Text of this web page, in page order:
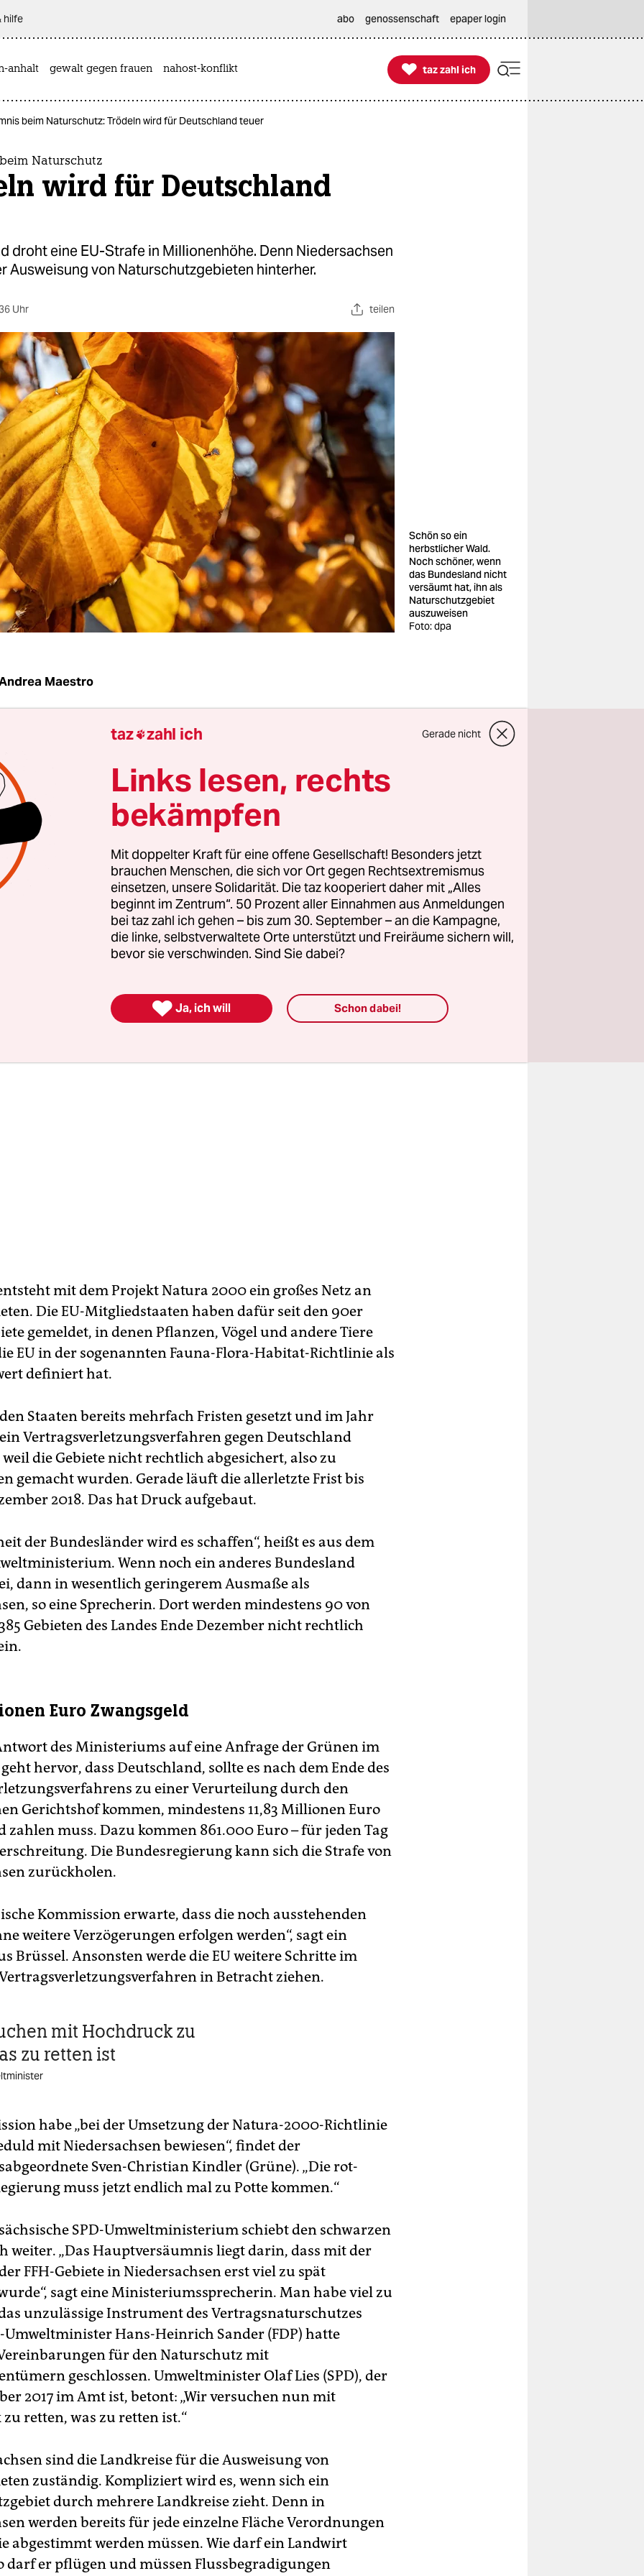
hilfe abo genossenschaft epaper login
anhalt gewalt gegen frauen nahost-konflikt 
taz zahl ich
taz zahl ich
beim Naturschutz: Trödeln wird für Deutschland teuer
Naturschutz
wird für Deutschland
droht eine EU-Strafe in Millionenhöhe. Denn Niedersachsen
Ausweisung von Naturschutzgebieten hinterher.
Uhr teilen
Schön so ein
herbstlicher Wald.
Noch schöner, wenn
das Bundesland nicht
versäumt hat, ihn als
Naturschutzgebiet
auszuweisen
Foto: dpa
Maestro
Landkreis Osnabrück schlängelt sich die
an dem viele schützenswerte Arten
Etwa die Groppe, ein kleiner Süßwasserfisch, der wenig
Rotzkopf genannt wird und sehr sensibel auf
reagiert.
Landkreis Osnabrück den 31 Kilometer langen Fluss mit
Ufern und Seitenbächen bei der Europäischen
Gebiet gelistet. Der nächste Schritt hätte dann die
eines Natur- oder Landschaftsschutzgebietes sein müssen
das aber bis heute nicht. Nicht an der Düte und auch nicht
nun Strafzahlungen in Millionenhöhe von der EU.
mit dem Projekt Natura 2000 ein großes Netz an
Die EU-Mitgliedstaaten haben dafür seit den 90er
gemeldet, in denen Pflanzen, Vögel und andere Tiere
EU in der sogenannten Fauna-Flora-Habitat-Richtlinie als
definiert hat.
Staaten bereits mehrfach Fristen gesetzt und im Jahr
ein Vertragsverletzungsverfahren gegen Deutschland
die Gebiete nicht rechtlich abgesichert, also zu
gemacht wurden. Gerade läuft die allerletzte Frist bis
2018. Das hat Druck aufgebaut.
der Bundesländer wird es schaffen“, heißt es aus dem
Wenn noch ein anderes Bundesland
dann in wesentlich geringerem Ausmaße als
so eine Sprecherin. Dort werden mindestens 90 von
Gebieten des Landes Ende Dezember nicht rechtlich
Euro Zwangsgeld
des Ministeriums auf eine Anfrage der Grünen im
hervor, dass Deutschland, sollte es nach dem Ende des
zu einer Verurteilung durch den
Gerichtshof kommen, mindestens 11,83 Millionen Euro
zahlen muss. Dazu kommen 861.000 Euro – für jeden Tag
Die Bundesregierung kann sich die Strafe von
zurückholen.
Kommission erwarte, dass die noch ausstehenden
weitere Verzögerungen erfolgen werden“, sagt ein
Brüssel. Ansonsten werde die EU weitere Schritte im
in Betracht ziehen.
mit Hochdruck zu
zu retten ist
habe „bei der Umsetzung der Natura-2000-Richtlinie
mit Niedersachsen bewiesen“, findet der
Sven-Christian Kindler (Grüne). „Die rot-
muss jetzt endlich mal zu Potte kommen.“
SPD-Umweltministerium schiebt den schwarzen
weiter. „Das Hauptversäumnis liegt darin, dass mit der
FFH-Gebiete in Niedersachsen erst viel zu spät
sagt eine Ministeriumssprecherin. Man habe viel zu
unzulässige Instrument des Vertragsnaturschutzes
Umweltminister Hans-Heinrich Sander (FDP) hatte
für den Naturschutz mit
geschlossen. Umweltminister Olaf Lies (SPD), der
2017 im Amt ist, betont: „Wir versuchen nun mit
retten, was zu retten ist.“
sind die Landkreise für die Ausweisung von
zuständig. Kompliziert wird es, wenn sich ein
durch mehrere Landkreise zieht. Denn in
werden bereits für jede einzelne Fläche Verordnungen
abgestimmt werden müssen. Wie darf ein Landwirt
darf er pflügen und müssen Flussbegradigungen
taz zahl ich Gerade nicht
Links lesen, rechts
bekämpfen
Mit doppelter Kraft für eine offene Gesellschaft! Besonders jetzt
brauchen Menschen, die sich vor Ort gegen Rechtsextremismus
einsetzen, unsere Solidarität. Die taz kooperiert daher mit „Alles
beginnt im Zentrum“. 50 Prozent aller Einnahmen aus Anmeldungen
bei taz zahl ich gehen – bis zum 30. September – an die Kampagne,
die linke, selbstverwaltete Orte unterstützt und Freiräume sichern will,
bevor sie verschwinden. Sind Sie dabei?
 Ja, ich will Schon dabei!